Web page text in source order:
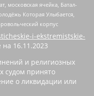
московская ячейка, Батал-
Которая Улыбается,
корпус
i-ekstremistskie-
на 16.11.2023
и религиозных
судом принято
о ликвидации или